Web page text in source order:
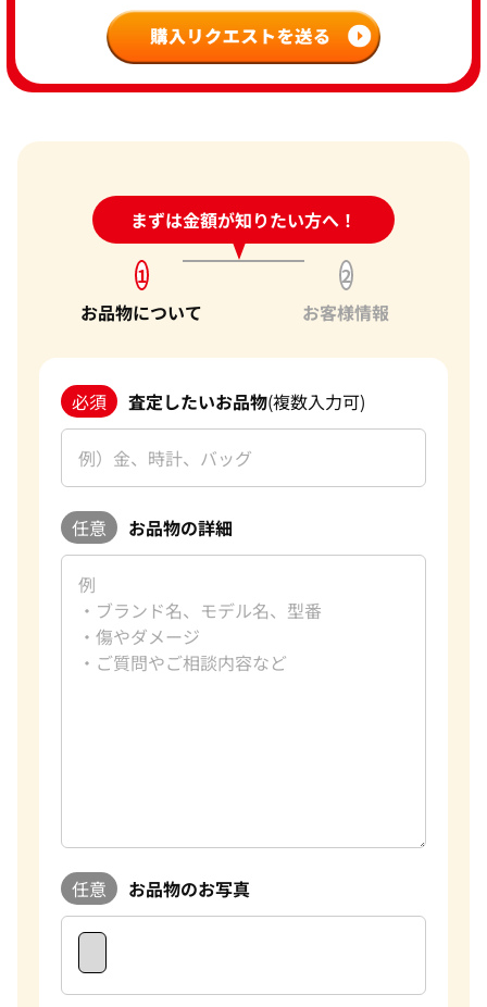
まずは金額が知りたい方へ！
24時間受付中!問い合わせフォーム
1
お品物について
2
お客様情報
必須 査定したいお品物(複数入力可)
任意 お品物の詳細
任意 お品物のお写真